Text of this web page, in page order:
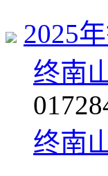
2025
终南
0
终南